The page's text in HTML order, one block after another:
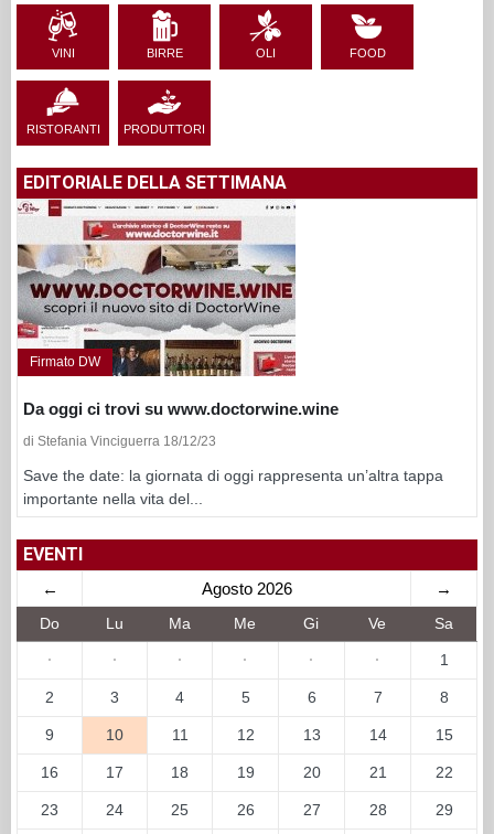
VINI BIRRE OLI FOOD
RISTORANTI PRODUTTORI
EDITORIALE DELLA SETTIMANA
Firmato DW
Da oggi ci trovi su www.doctorwine.wine
di Stefania Vinciguerra 18/12/23
Save the date: la giornata di oggi rappresenta un’altra tappa
importante nella vita del...
EVENTI
← Agosto 2026 →
Do Lu Ma Me Gi Ve Sa
· · · · · · 1
2 3 4 5 6 7 8
9 10 11 12 13 14 15
16 17 18 19 20 21 22
23 24 25 26 27 28 29